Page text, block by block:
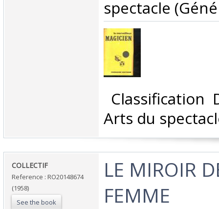
spectacle
Classification
Arts du
‎COLLECTIF‎
Reference : RO20148674
(1958)
See the book
‎LE MIROIR
FEMME‎